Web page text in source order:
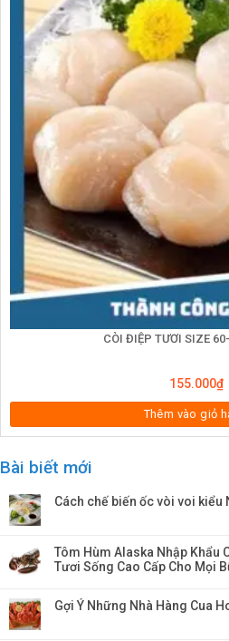
CÒI ĐIỆP TƯƠI SIZE
155.000₫
Thêm vào giỏ
Bài biết mới
Cách chế biến ốc vòi voi kiểu
Tôm Hùm Alaska Nhập Khẩu
Tươi Sống Cao Cấp Cho Mọi
Gợi Ý Những Nhà Hàng Cua